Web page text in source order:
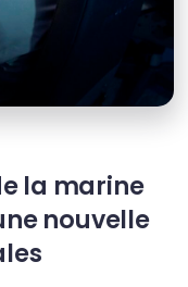
la marine
nouvelle